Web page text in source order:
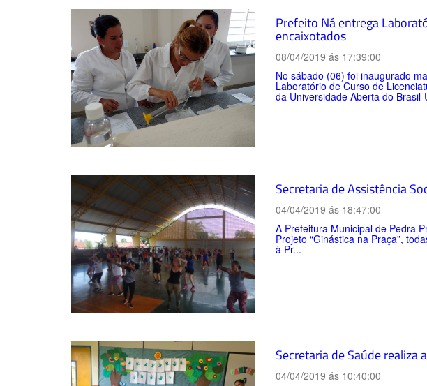
Prefeito Ná entrega
encaixotados
08/04/2019 ás 17:39:00
No sábado (06) foi inaugurado
Laboratório de Curso de
da Universidade Aberta do
Secretaria de Assistência
04/04/2019 ás 18:47:00
A Prefeitura Municipal de Pedra
Projeto “Ginástica na Praça”,
à Pr...
Secretaria de Saúde realiza
04/04/2019 ás 10:40:00